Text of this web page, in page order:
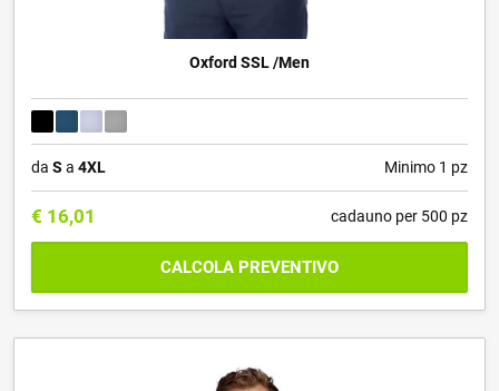
Oxford SSL /Men
da S a 4XL Minimo 1 pz
€ 16,01 cadauno per 500 pz
CALCOLA PREVENTIVO